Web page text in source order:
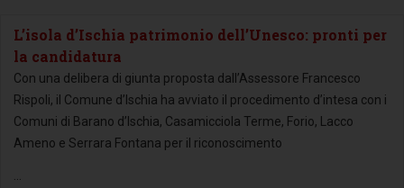
L’isola d’Ischia patrimonio dell’Unesco: pronti per
la candidatura
Con una delibera di giunta proposta dall’Assessore Francesco
Rispoli, il Comune d’Ischia ha avviato il procedimento d’intesa con i
Comuni di Barano d’Ischia, Casamicciola Terme, Forio, Lacco
Ameno e Serrara Fontana per il riconoscimento